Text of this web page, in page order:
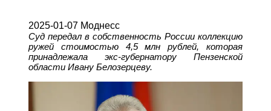
2025-01-07 Моднесс
Суд передал в собственность России коллекцию
ружей стоимостью 4,5 млн рублей, которая
принадлежала экс-губернатору Пензенской
области Ивану Белозерцеву.